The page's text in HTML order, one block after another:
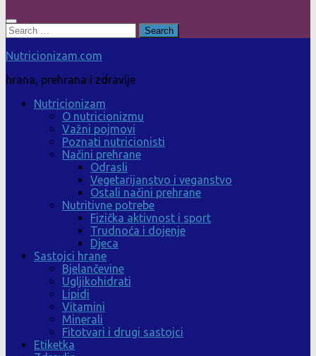
Search
for:
Nutricionizam.com
hrana, prehrana i zdravlje
Nutricionizam
O nutricionizmu
Važni pojmovi
Poznati nutricionisti
Načini prehrane
Odrasli
Vegetarijanstvo i veganstvo
Ostali načini prehrane
Nutritivne potrebe
Fizička aktivnost i sport
Trudnoća i dojenje
Djeca
Sastojci hrane
Bjelančevine
Ugljikohidrati
Lipidi
Vitamini
Minerali
Fitotvari i drugi sastojci
Etiketka